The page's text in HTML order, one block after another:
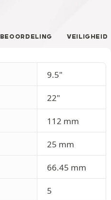
BEOORDELING VEILIGHEID
9.5"
22"
112 mm
25 mm
66.45 mm
5